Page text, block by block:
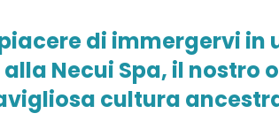
di immergervi in
Necui Spa, il nostro
cultura